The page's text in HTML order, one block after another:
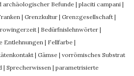
archäologischer Befunde | placiti campani |
| Grenzkultur | Grenzgesellschaft |
| Bedürfnislehnwörter |
Entlehnungen | Fellfarbe |
| Gämse | vorrömisches Substrat
| Sprecherwissen | parametrisierte